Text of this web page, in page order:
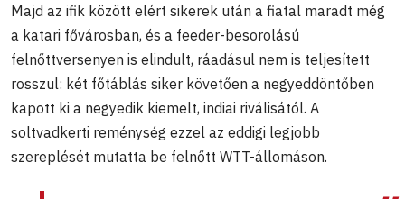
Majd az ifik között elért sikerek után a fiatal maradt még
a katari fővárosban, és a feeder-besorolású
felnőttversenyen is elindult, ráadásul nem is teljesített
rosszul: két főtáblás siker követően a negyeddöntőben
kapott ki a negyedik kiemelt, indiai riválisától. A
soltvadkerti reménység ezzel az eddigi legjobb
szereplését mutatta be felnőtt WTT-állomáson.